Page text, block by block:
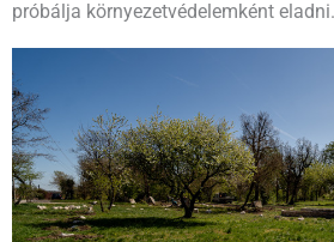
próbálja környezetvédelemként eladni.